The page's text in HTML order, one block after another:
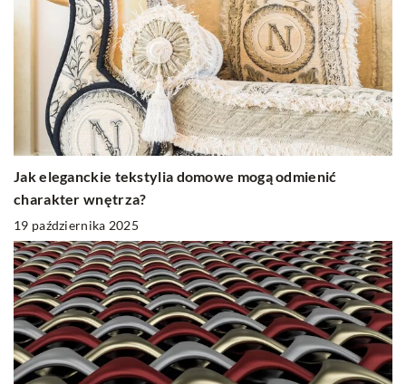
Jak eleganckie tekstylia domowe mogą odmienić
charakter wnętrza?
19 października 2025